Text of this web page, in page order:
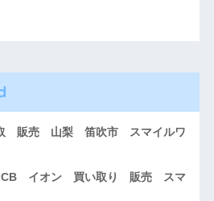
販売 山梨 笛吹市 スマイルワ
イオン 買い取り 販売 スマ